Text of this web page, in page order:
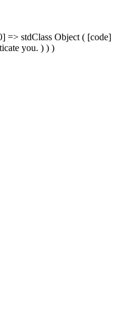
=> stdClass Object ( [code]
you. ) ) )